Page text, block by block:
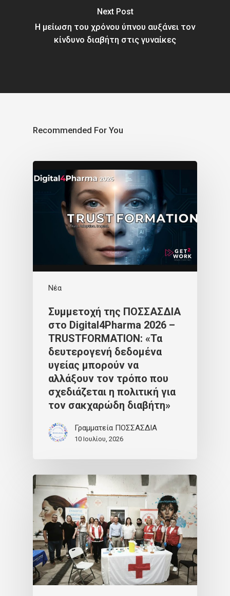
Next Post
Η μείωση του χρόνου ύπνου αυξάνει τον
κίνδυνο διαβήτη στις γυναίκες
Recommended For You
Νέα
Συμμετοχή της ΠΟΣΣΑΣΔΙΑ
στο Digital4Pharma 2026 –
TRUSTFORMATION: «Τα
δευτερογενή δεδομένα
υγείας μπορούν να
αλλάξουν τον τρόπο που
σχεδιάζεται η πολιτική για
τον σακχαρώδη διαβήτη»
Γραμματεία ΠΟΣΣΑΣΔΙΑ
10 Ιουλίου, 2026